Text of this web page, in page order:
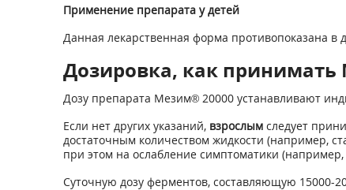
Применение препарата у детей
Данная лекарственная форма противопоказана в
Дозировка, как принимать
Дозу препарата Мезим®20000 устанавливают
Если нет других указаний, взрослымследует
достаточным количеством жидкости (например,
при этом на ослабление симптоматики (например,
Суточную дозу ферментов, составляющую 15000-